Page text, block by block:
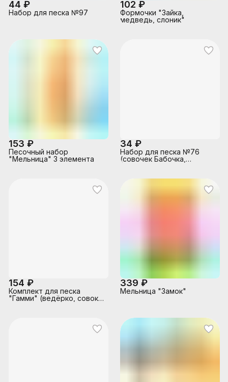
44 ₽
Набор для песка №97
102 ₽
Формочки "Зайка,
медведь, слоник"
153 ₽
Песочный набор
"Мельница" 3 элемента
34 ₽
Набор для песка №76
(совочек Бабочка,
154 ₽
Комплект для песка
"Гамми" (ведёрко, совок,
339 ₽
Мельница "Замок"